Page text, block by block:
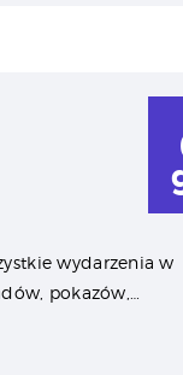
wydarzenia w
pokazów,…